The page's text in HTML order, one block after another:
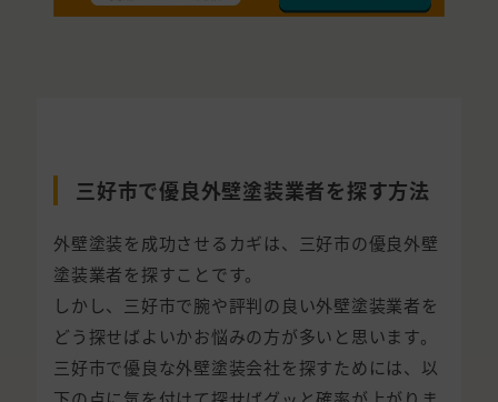
三好市で優良外壁塗装業者を探す方法
外壁塗装を成功させるカギは、三好市の優良外壁
塗装業者を探すことです。
しかし、三好市で腕や評判の良い外壁塗装業者を
どう探せばよいかお悩みの方が多いと思います。
三好市で優良な外壁塗装会社を探すためには、以